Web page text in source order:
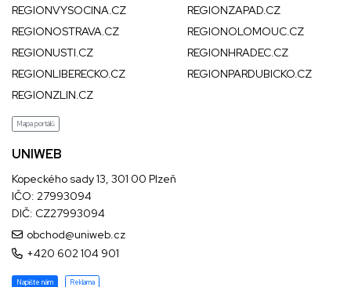
REGIONVYSOCINA.CZ
REGIONZAPAD.CZ
REGIONOSTRAVA.CZ
REGIONOLOMOUC.CZ
REGIONUSTI.CZ
REGIONHRADEC.CZ
REGIONLIBERECKO.CZ
REGIONPARDUBICKO.CZ
REGIONZLIN.CZ
Mapa portálů
UNIWEB
Kopeckého sady 13, 301 00 Plzeň
IČO: 27993094
DIČ: CZ27993094
obchod@uniweb.cz
+420 602 104 901
Napište nám Reklama